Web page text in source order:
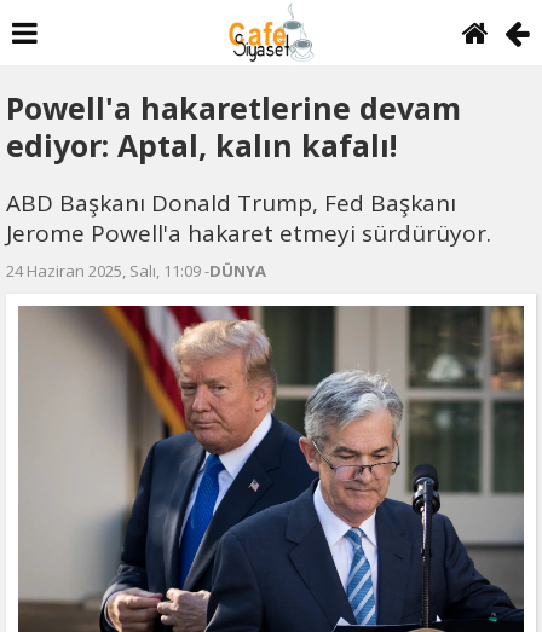
Powell'a hakaretlerine devam
ediyor: Aptal, kalın kafalı!
ABD Başkanı Donald Trump, Fed Başkanı
Jerome Powell'a hakaret etmeyi sürdürüyor.
24 Haziran 2025, Salı, 11:09 -DÜNYA